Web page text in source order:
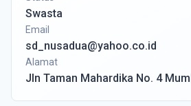
Swasta
Email
sd_nusadua@yahoo.co.id
Alamat
Jln Taman Mahardika No. 4